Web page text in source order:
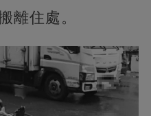
離住處。